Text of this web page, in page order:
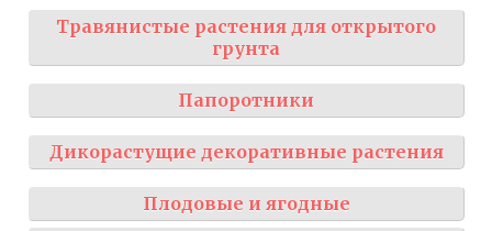
Травянистые растения для открытого
грунта
Папоротники
Дикорастущие декоративные растения
Плодовые и ягодные